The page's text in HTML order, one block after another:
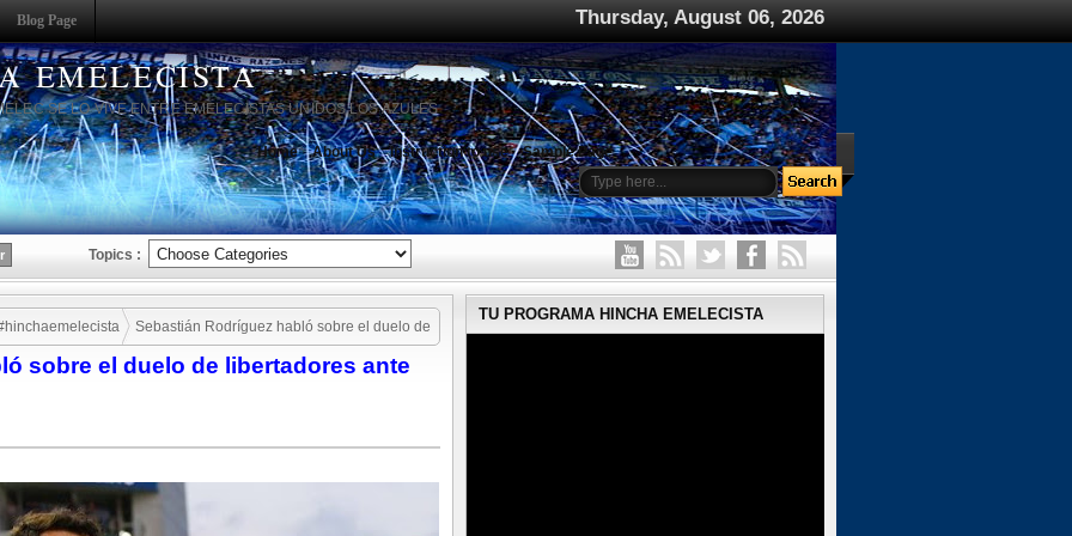
Blog Page Thursday, August 06, 2026
EMELECISTA
SE LO VIVE ENTRE EMELECISTAS UNIDOS LOS AZULES
Home About Us Instruction to use Sample Page
Topics :
Sebastián Rodríguez habló sobre el duelo de
sobre el duelo de libertadores ante
TU PROGRAMA HINCHA EMELECISTA